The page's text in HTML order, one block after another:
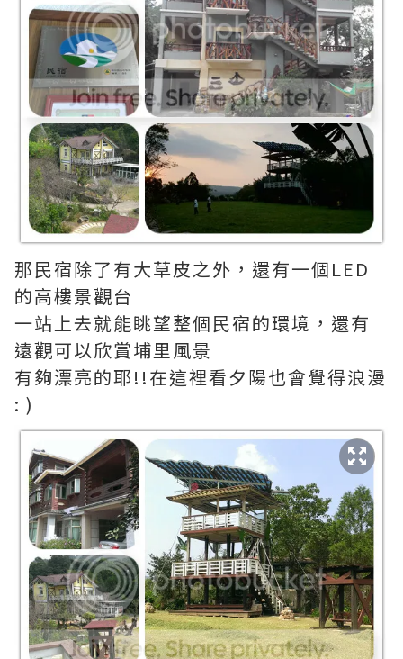
那民宿除了有大草皮之外，還有一個LED
的高樓景觀台
一站上去就能眺望整個民宿的環境，還有
遠觀可以欣賞埔里風景
有夠漂亮的耶!!在這裡看夕陽也會覺得浪漫
: )